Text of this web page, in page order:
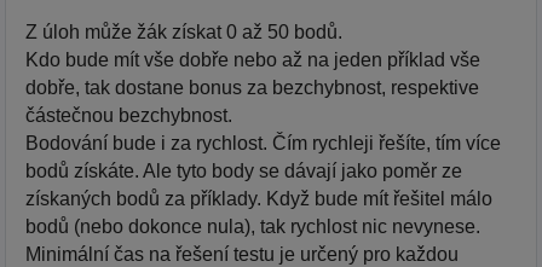
Z úloh může žák získat 0 až 50 bodů.
Kdo bude mít vše dobře nebo až na jeden příklad vše
dobře, tak dostane bonus za bezchybnost, respektive
částečnou bezchybnost.
Bodování bude i za rychlost. Čím rychleji řešíte, tím více
bodů získáte. Ale tyto body se dávají jako poměr ze
získaných bodů za příklady. Když bude mít řešitel málo
bodů (nebo dokonce nula), tak rychlost nic nevynese.
Minimální čas na řešení testu je určený pro každou